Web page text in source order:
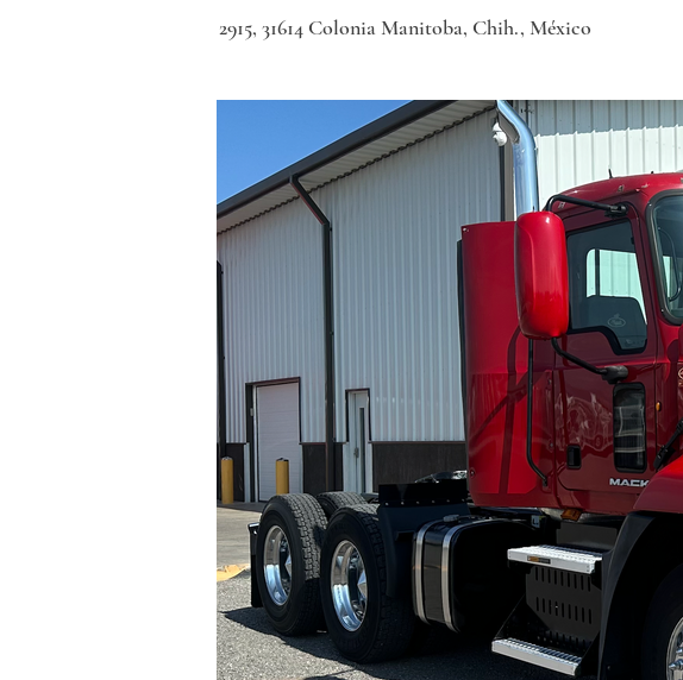
2915, 31614 Colonia Manitoba, Chih., México